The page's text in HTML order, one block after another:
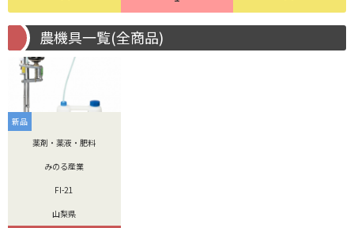
農機具一覧(全商品)
新品
薬剤・薬液・肥料
みのる産業
FI-21
山梨県